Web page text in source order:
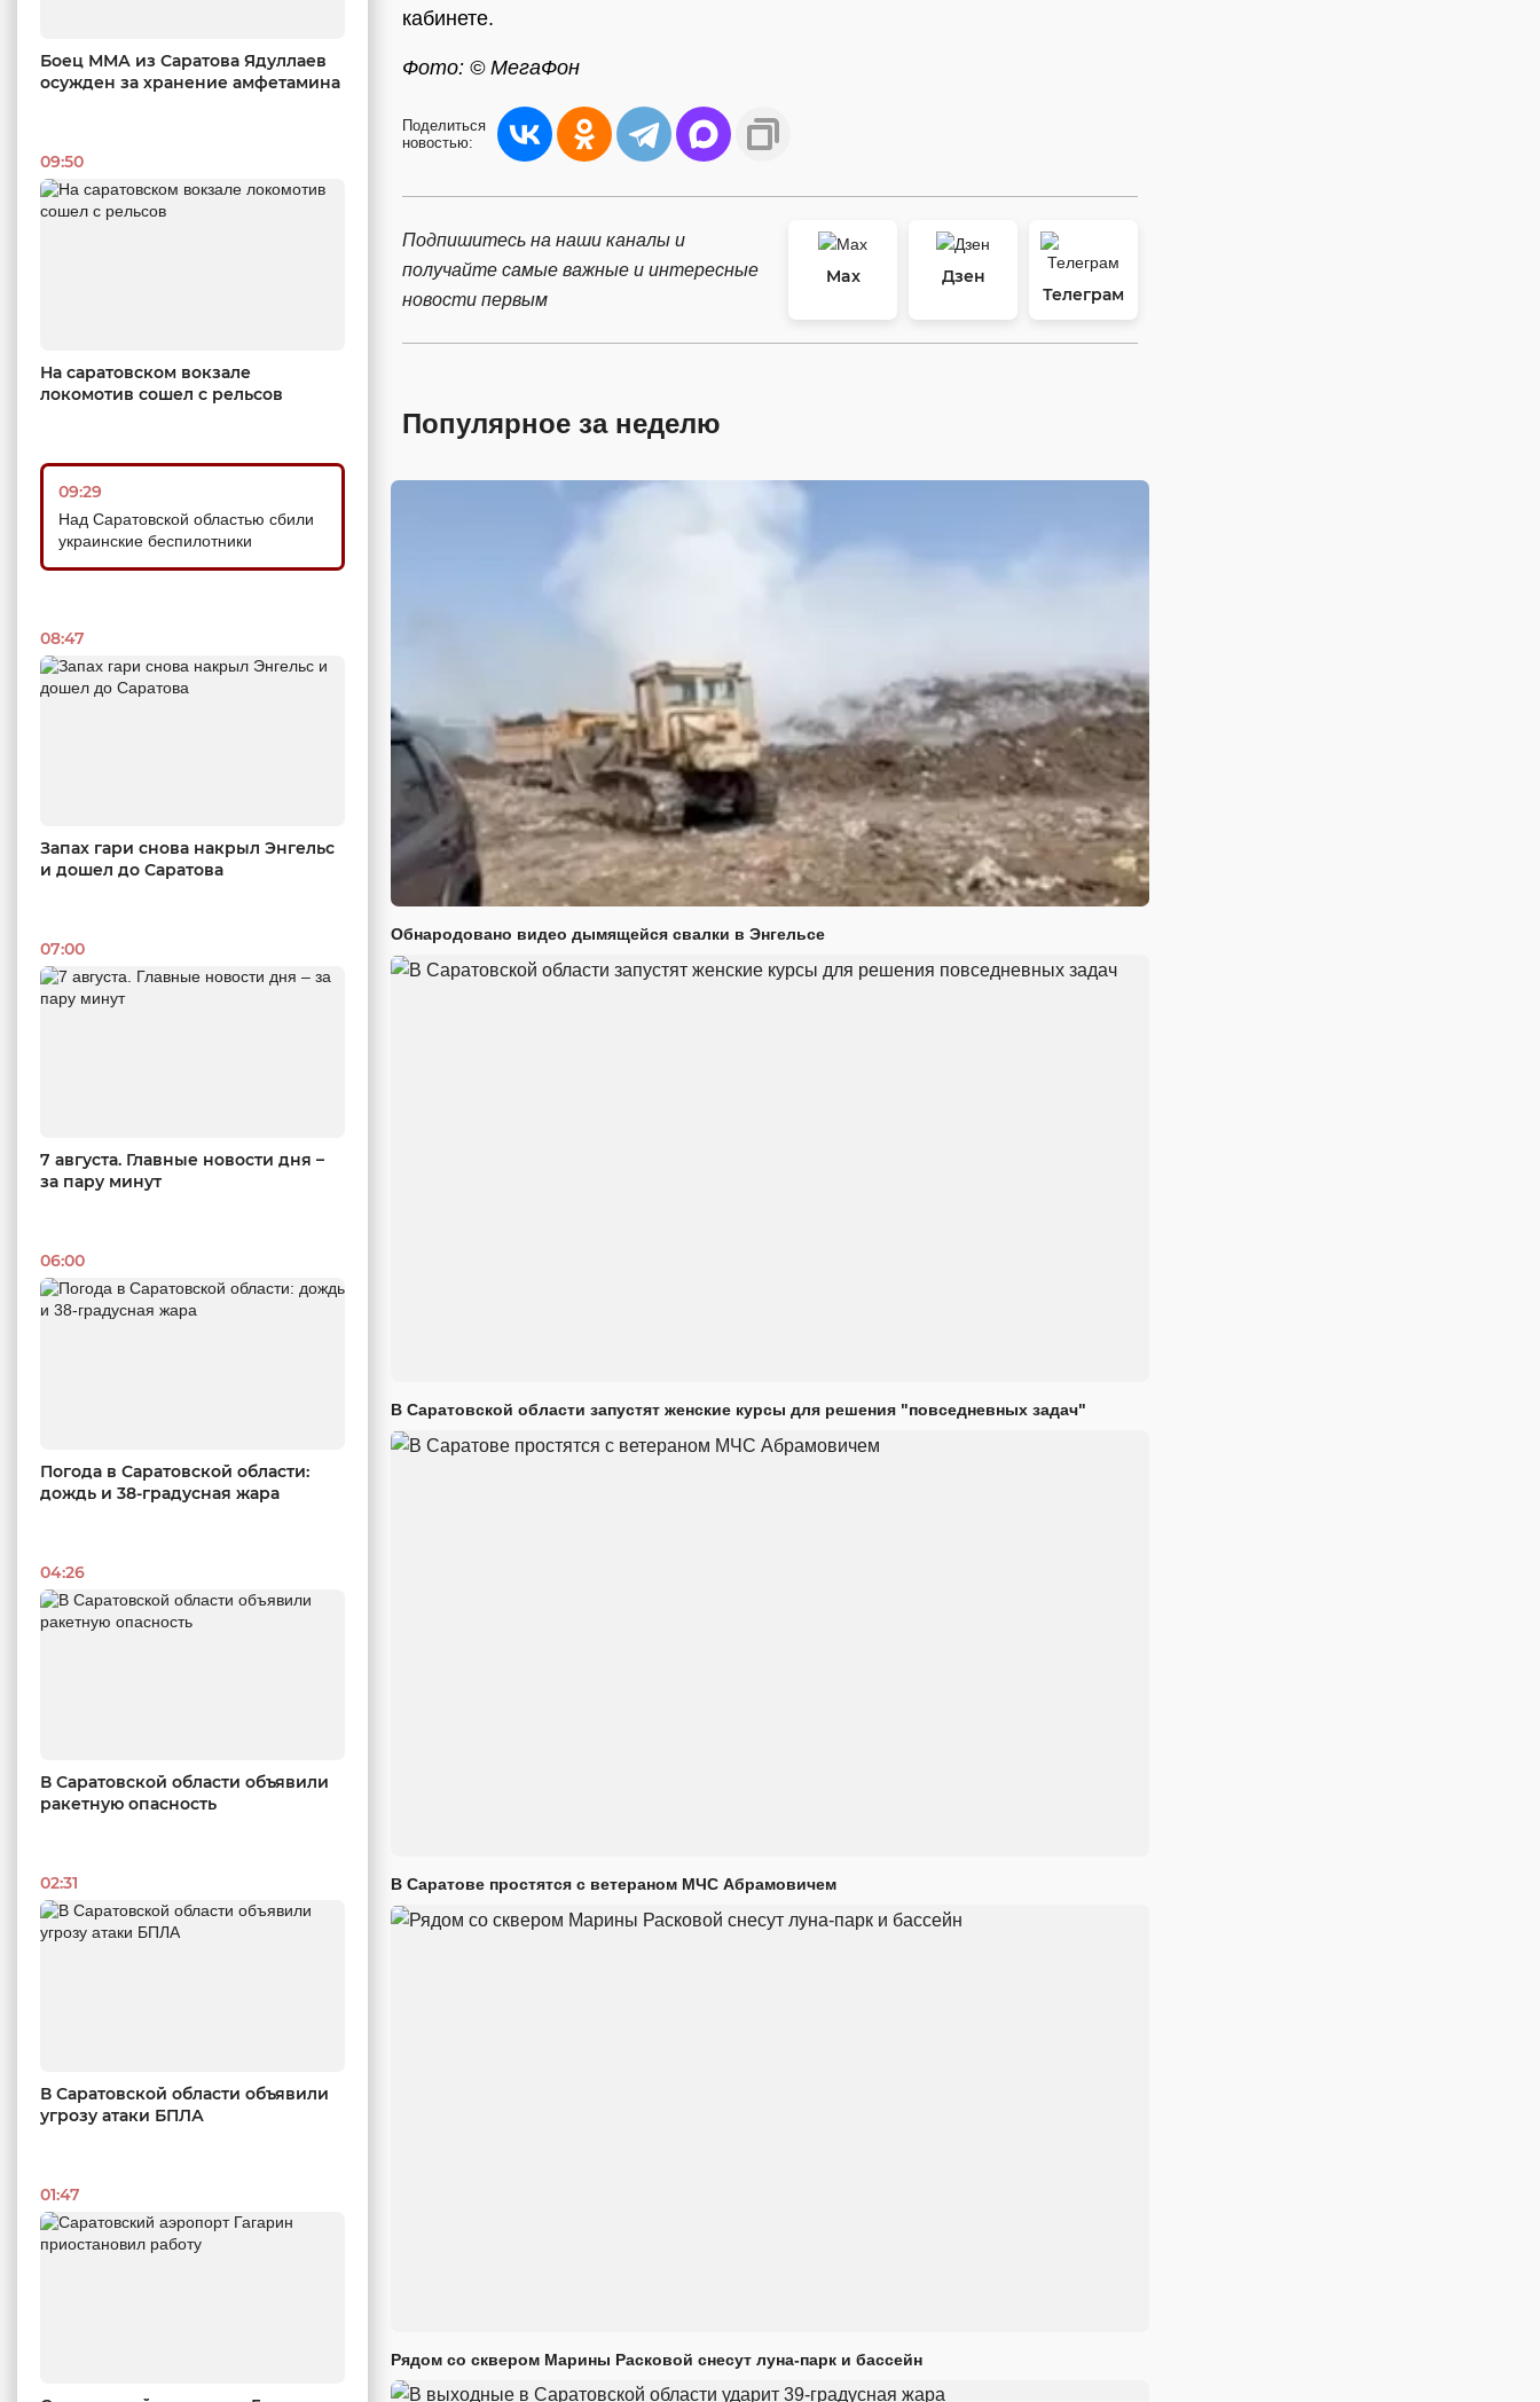
Боец ММА из Саратова Ядуллаев
осужден за хранение амфетамина
09:50
На саратовском вокзале
локомотив сошел с рельсов
09:29
Над Саратовской областью сбили
украинские беспилотники
08:47
Запах гари снова накрыл Энгельс
и дошел до Саратова
07:00
7 августа. Главные новости дня –
за пару минут
06:00
Погода в Саратовской области:
дождь и 38-градусная жара
04:26
В Саратовской области объявили
ракетную опасность
02:31
В Саратовской области объявили
угрозу атаки БПЛА
01:47
кабинете.
Фото: © МегаФон
Поделиться
новостью:
Подпишитесь на наши каналы и
получайте самые важные и интересные
новости первым
Max
Дзен
Телеграм
Популярное за неделю
Обнародовано видео дымящейся свалки в Энгельсе
В Саратовской области запустят женские курсы для решения "повседневных задач"
В Саратове простятся с ветераном МЧС Абрамовичем
Рядом со сквером Марины Расковой снесут луна-парк и бассейн